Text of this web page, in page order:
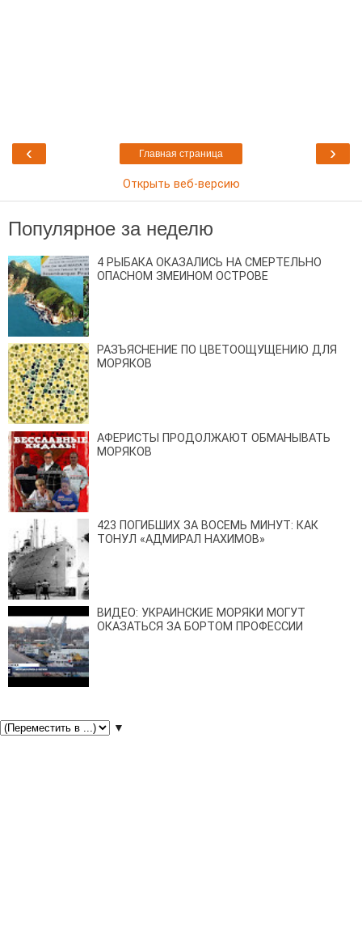
‹ ›
Главная страница
Открыть веб-версию
Популярное за неделю
4 РЫБАКА ОКАЗАЛИСЬ НА СМЕРТЕЛЬНО
ОПАСНОМ ЗМЕИНОМ ОСТРОВЕ
РАЗЪЯСНЕНИЕ ПО ЦВЕТООЩУЩЕНИЮ ДЛЯ
МОРЯКОВ
АФЕРИСТЫ ПРОДОЛЖАЮТ ОБМАНЫВАТЬ
МОРЯКОВ
423 ПОГИБШИХ ЗА ВОСЕМЬ МИНУТ: КАК
ТОНУЛ «АДМИРАЛ НАХИМОВ»
ВИДЕО: УКРАИНСКИЕ МОРЯКИ МОГУТ
ОКАЗАТЬСЯ ЗА БОРТОМ ПРОФЕССИИ
▼